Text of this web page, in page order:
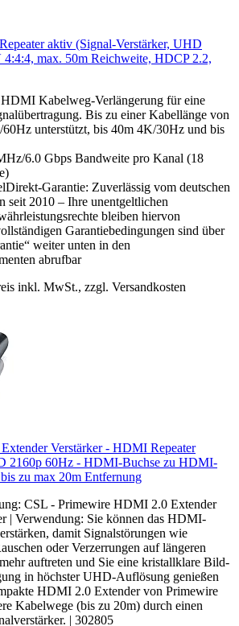
aktiv (Signal-Verstärker, UHD
max. 50m Reichweite, HDCP 2.2,
Kabelweg-Verlängerung für eine
Bis zu einer Kabellänge von
unterstützt, bis 40m 4K/30Hz und bis
6.0 Gbps Bandweite pro Kanal (18
Garantie: Zuverlässig vom deutschen
seit 2010 – Ihre unentgeltlichen
bleiben hiervon
Garantiebedingungen sind über
weiter unten in den
abrufbar
inkl. MwSt., zzgl. Versandkosten
Verstärker - HDMI Repeater
2160p 60Hz - HDMI-Buchse zu HDMI-
zu max 20m Entfernung
CSL - Primewire HDMI 2.0 Extender
| Verwendung: Sie können das HDMI-
damit Signalstörungen wie
oder Verzerrungen auf längeren
auftreten und Sie eine kristallklare Bild-
in höchster UHD-Auflösung genießen
HDMI 2.0 Extender von Primewire
Kabelwege (bis zu 20m) durch einen
| 302805